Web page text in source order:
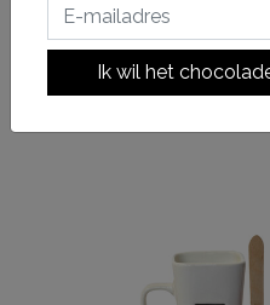
Ik wil het
Terug naar HOME|'her birthday'
'her birthday'